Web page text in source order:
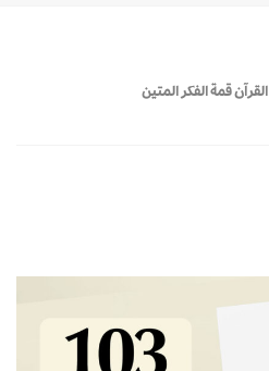
القرآن قمة الفكر المتين